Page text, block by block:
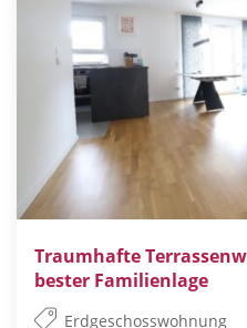
Traumhafte
bester Familienlage
Erdgeschosswohnung